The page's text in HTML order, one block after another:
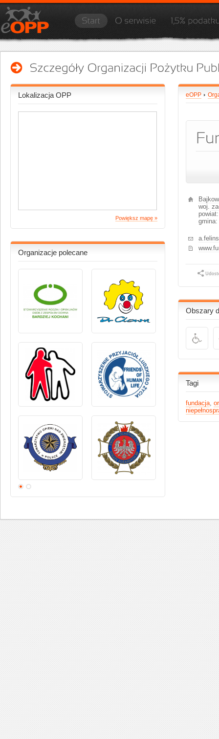
Lokalizacja OPP
Powiększ mapę »
Organizacje polecane
eOPP
woj.
Obszary
Tagi
fundacja,